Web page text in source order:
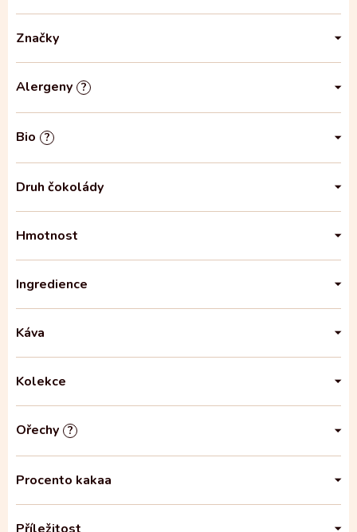
Značky
Alergeny ?
Bio ?
Druh čokolády
Hmotnost
Ingredience
Káva
Kolekce
Ořechy ?
Procento kakaa